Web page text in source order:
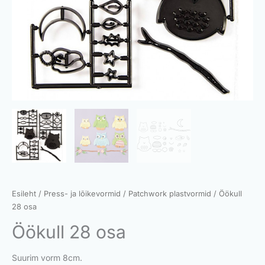
Esileht / Press- ja lõikevormid / Patchwork plastvormid / Öökull
28 osa
Öökull 28 osa
Suurim vorm 8cm.